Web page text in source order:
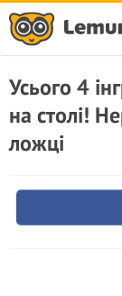
Усього 4
на столі!
ложці